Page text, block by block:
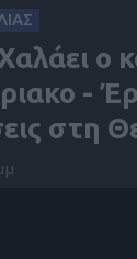
ΑΓΩΝ
ο
-
στη